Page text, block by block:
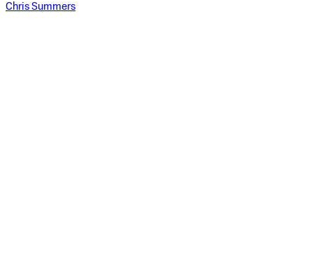
Chris Summers